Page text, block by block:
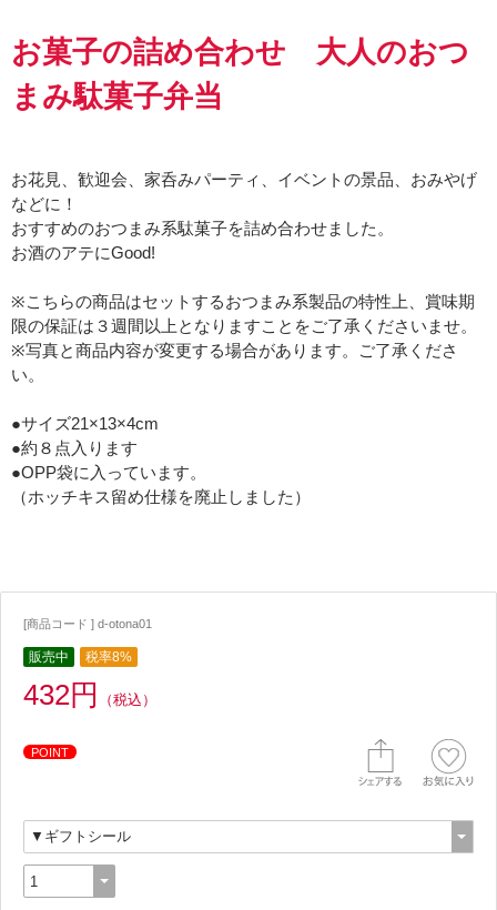
お菓子の詰め合わせ 大人のおつ
まみ駄菓子弁当
お花見、歓迎会、家呑みパーティ、イベントの景品、おみやげ
などに！
おすすめのおつまみ系駄菓子を詰め合わせました。
お酒のアテにGood!
※こちらの商品はセットするおつまみ系製品の特性上、賞味期
限の保証は３週間以上となりますことをご了承くださいませ。
※写真と商品内容が変更する場合があります。ご了承くださ
い。
●サイズ21×13×4cm
●約８点入ります
●OPP袋に入っています。
（ホッチキス留め仕様を廃止しました）
[商品コード ] d-otona01
販売中 税率8%
432円 （税込）
POINT